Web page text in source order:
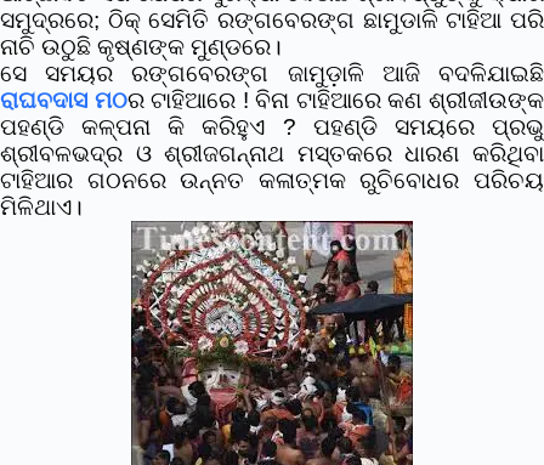
ସମୁଦ୍ରରେ; ଠିକ୍ ସେମିତି ରଙ୍ଗବେରଙ୍ଗ ଛାମୁଡାଳି ଟାହିଆ ପରି
ନାଚି ଉଠୁଛି କୃଷ୍ଣଙ୍କ ମୁଣ୍ଡରେ।
ସେ ସମୟର ରଙ୍ଗବେରଙ୍ଗ ଜାମୁଡ଼ାଳି ଆଜି ବଦଳିଯାଇଛି
ରାଘବଦାସ ମଠର ଟାହିଆରେ ! ବିନା ଟାହିଆରେ କଣ ଶ୍ରୀଜୀଉଙ୍କ
ପହଣ୍ଡି କଳ୍ପନା କି କରିହୁଏ ? ପହଣ୍ଡି ସମୟରେ ପ୍ରଭୁ
ଶ୍ରୀବଳଭଦ୍ର ଓ ଶ୍ରୀଜଗନ୍ନାଥ ମସ୍ତକରେ ଧାରଣ କରିଥିବା
ଟାହିଆର ଗଠନରେ ଉନ୍ନତ କଳାତ୍ମକ ରୁଚିବୋଧର ପରିଚୟ
ମିଳିଥାଏ।